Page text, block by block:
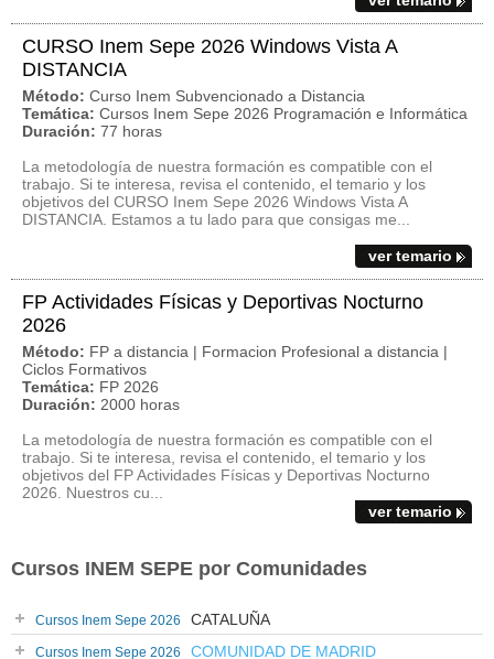
CURSO Inem Sepe 2026 Windows Vista A
DISTANCIA
Método: Curso Inem Subvencionado a Distancia
Temática: Cursos Inem Sepe 2026 Programación e Informática
Duración: 77 horas
La metodología de nuestra formación es compatible con el
trabajo. Si te interesa, revisa el contenido, el temario y los
objetivos del CURSO Inem Sepe 2026 Windows Vista A
DISTANCIA. Estamos a tu lado para que consigas me...
ver temario
FP Actividades Físicas y Deportivas Nocturno
2026
Método: FP a distancia | Formacion Profesional a distancia |
Ciclos Formativos
Temática: FP 2026
Duración: 2000 horas
La metodología de nuestra formación es compatible con el
trabajo. Si te interesa, revisa el contenido, el temario y los
objetivos del FP Actividades Físicas y Deportivas Nocturno
2026. Nuestros cu...
ver temario
Cursos INEM SEPE por Comunidades
Cursos Inem Sepe 2026 CATALUÑA
Cursos Inem Sepe 2026 COMUNIDAD DE MADRID